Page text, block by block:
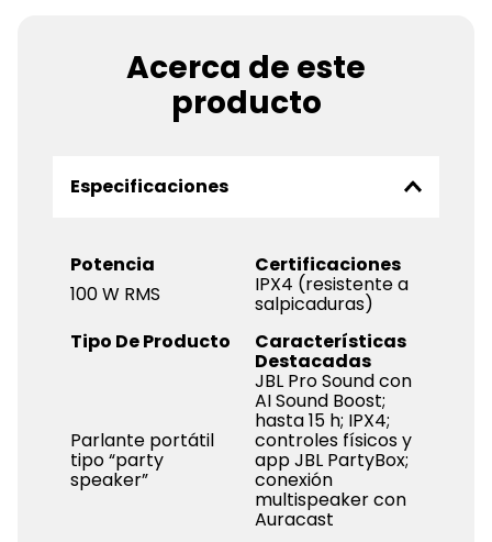
Acerca de este
producto
Especificaciones
Potencia
100 W RMS
Certificaciones
IPX4 (resistente a
salpicaduras)
Tipo De Producto
Parlante portátil
tipo “party
speaker”
Características
Destacadas
JBL Pro Sound con
AI Sound Boost;
hasta 15 h; IPX4;
controles físicos y
app JBL PartyBox;
conexión
multispeaker con
Auracast